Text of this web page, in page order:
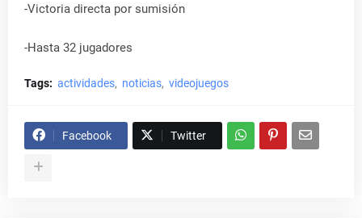
-Victoria directa por sumisión
-Hasta 32 jugadores
Tags: actividades noticias videojuegos
Facebook Twitter